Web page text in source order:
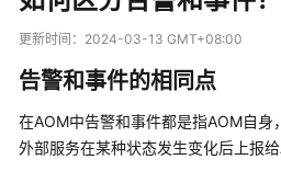
新
动
品
介
更新时间： 2024-03-13 GMT+08:00
告警和事件的相同点
在AOM中告警和事件都是指AOM自
外部服务在某种状态发生变化后上报给